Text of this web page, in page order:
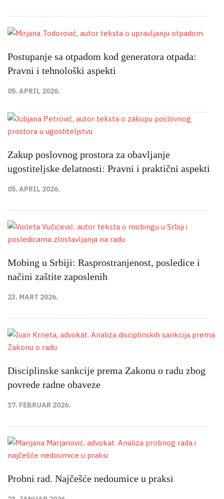
Postupanje sa otpadom kod generatora otpada:
Pravni i tehnološki aspekti
05. APRIL 2026.
Zakup poslovnog prostora za obavljanje
ugostiteljske delatnosti: Pravni i praktični aspekti
05. APRIL 2026.
Mobing u Srbiji: Rasprostranjenost, posledice i
načini zaštite zaposlenih
23. MART 2026.
Disciplinske sankcije prema Zakonu o radu zbog
povrede radne obaveze
17. FEBRUAR 2026.
Probni rad. Najčešće nedoumice u praksi